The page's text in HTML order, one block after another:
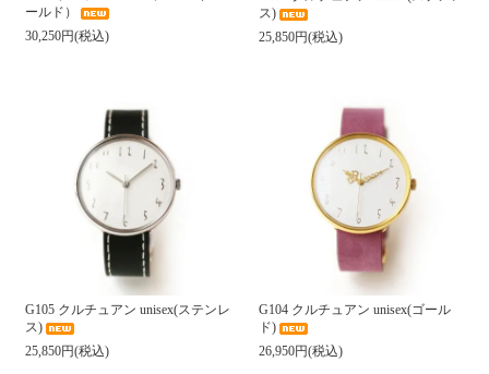
ールド）
30,250円(税込)
ス)
25,850円(税込)
G105 クルチュアン unisex(ステンレ
ス)
25,850円(税込)
G104 クルチュアン unisex(ゴール
ド)
26,950円(税込)